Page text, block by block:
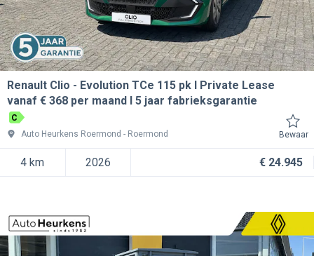
Renault Clio
Evolution TCe 115 pk l Private Lease
vanaf € 368 per maand l 5 jaar fabrieksgarantie
C
Auto Heurkens Roermond
Roermond Bewaar
4 km 2026 € 24.945